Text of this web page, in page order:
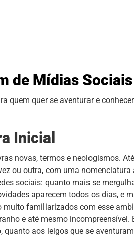
de Mídias Sociais
quem quer se aventurar e
Inicial
novas, termos e neologismos.
ou outra, com uma nomenclatura
sociais: quanto mais se
aparecem todos os dias, e
familiarizados com esse
e até mesmo incompreensível.
aos leigos que se